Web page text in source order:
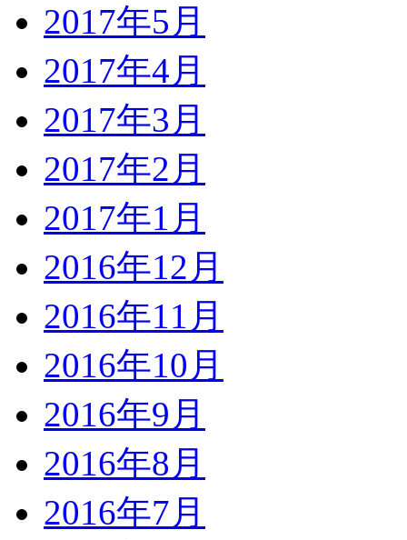
2017年5月
2017年4月
2017年3月
2017年2月
2017年1月
2016年12月
2016年11月
2016年10月
2016年9月
2016年8月
2016年7月